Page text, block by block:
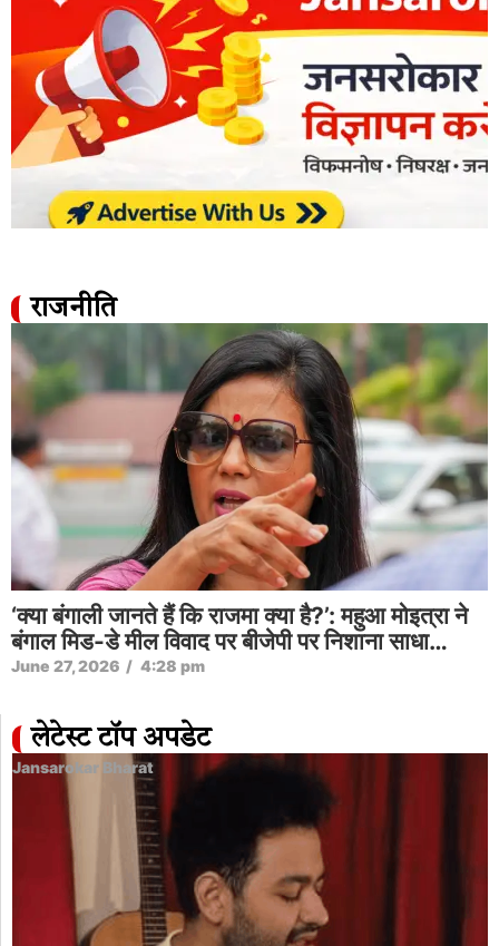
राजनीति
‘क्या बंगाली जानते हैं कि राजमा क्या है?’: महुआ मोइत्रा ने
बंगाल मिड-डे मील विवाद पर बीजेपी पर निशाना साधा…
June 27, 2026 / 4:28 pm
लेटेस्ट टॉप अपडेट
Jansarokar Bharat